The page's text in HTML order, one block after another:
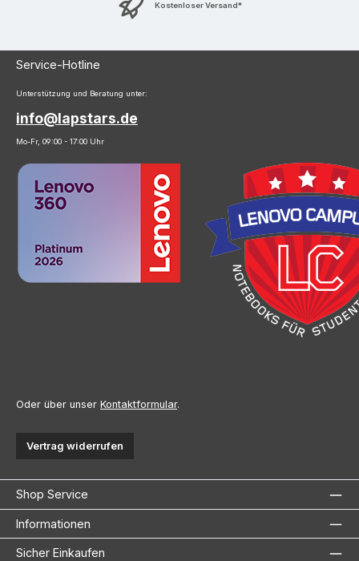
Kostenloser Versand*
Service-Hotline
Unterstützung und Beratung unter:
info@lapstars.de
Mo-Fr, 09:00 - 17:00 Uhr
Oder über unser Kontaktformular.
Vertrag widerrufen
Shop Service
Informationen
Sicher Einkaufen